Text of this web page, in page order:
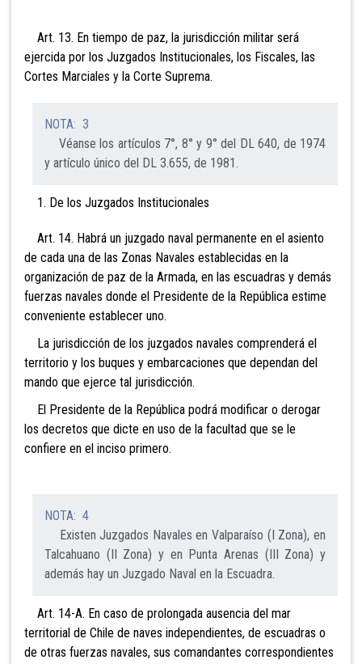
Art. 13. En tiempo de paz, la jurisdicción militar será
ejercida por los Juzgados Institucionales, los Fiscales, las
Cortes Marciales y la Corte Suprema.
NOTA: 3
Véanse los artículos 7°, 8° y 9° del DL 640, de 1974
y artículo único del DL 3.655, de 1981.
1. De los Juzgados Institucionales
Art. 14. Habrá un juzgado naval permanente en el asiento
de cada una de las Zonas Navales establecidas en la
organización de paz de la Armada, en las escuadras y demás
fuerzas navales donde el Presidente de la República estime
conveniente establecer uno.
La jurisdicción de los juzgados navales comprenderá el
territorio y los buques y embarcaciones que dependan del
mando que ejerce tal jurisdicción.
El Presidente de la República podrá modificar o derogar
los decretos que dicte en uso de la facultad que se le
confiere en el inciso primero.
NOTA: 4
Existen Juzgados Navales en Valparaíso (I Zona), en
Talcahuano (II Zona) y en Punta Arenas (III Zona) y
además hay un Juzgado Naval en la Escuadra.
Art. 14-A. En caso de prolongada ausencia del mar
territorial de Chile de naves independientes, de escuadras o
de otras fuerzas navales, sus comandantes correspondientes